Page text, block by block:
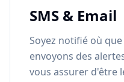
SMS & Email
Soyez notifié où
envoyons des
vous assurer d'être